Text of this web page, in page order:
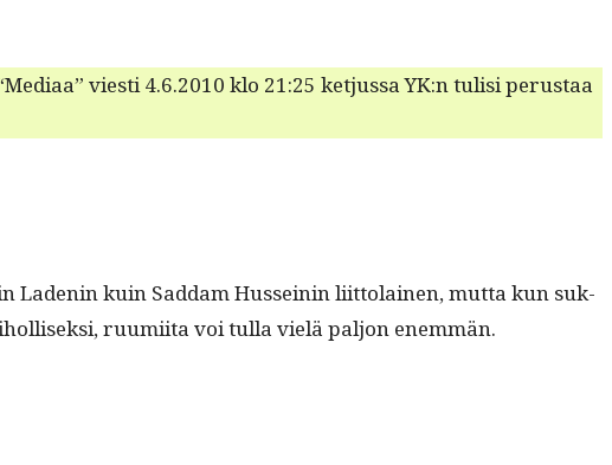
viesti 4.6.2010 klo 21:25 ketjus­sa YK:n tulisi perus­taa
Ladenin kuin Sad­dam Hus­seinin liit­to­lainen, mut­ta kun suk­
ruumi­ita voi tul­la vielä paljon enemmän.